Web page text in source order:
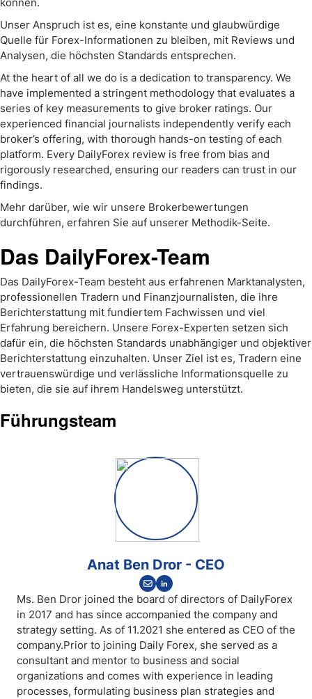
Unser Anspruch ist es, eine konstante und glaubwürdige
Quelle für Forex-Informationen zu bleiben, mit Reviews und
Analysen, die höchsten Standards entsprechen.
At the heart of all we do is a dedication to transparency. We
have implemented a stringent methodology that evaluates a
series of key measurements to give broker ratings. Our
experienced financial journalists independently verify each
broker’s offering, with thorough hands-on testing of each
platform. Every DailyForex review is free from bias and
rigorously researched, ensuring our readers can trust in our
findings.
Mehr darüber, wie wir unsere Brokerbewertungen
durchführen, erfahren Sie auf unserer Methodik-Seite.
Das DailyForex-Team
Das DailyForex-Team besteht aus erfahrenen Marktanalysten,
professionellen Tradern und Finanzjournalisten, die ihre
Berichterstattung mit fundiertem Fachwissen und viel
Erfahrung bereichern. Unsere Forex-Experten setzen sich
dafür ein, die höchsten Standards unabhängiger und objektiver
Berichterstattung einzuhalten. Unser Ziel ist es, Tradern eine
vertrauenswürdige und verlässliche Informationsquelle zu
bieten, die sie auf ihrem Handelsweg unterstützt.
Führungsteam
Anat Ben Dror - CEO
Ms. Ben Dror joined the board of directors of DailyForex
in 2017 and has since accompanied the company and
strategy setting. As of 11.2021 she entered as CEO of the
company.Prior to joining Daily Forex, she served as a
consultant and mentor to business and social
organizations and comes with experience in leading
processes, formulating business plan strategies and